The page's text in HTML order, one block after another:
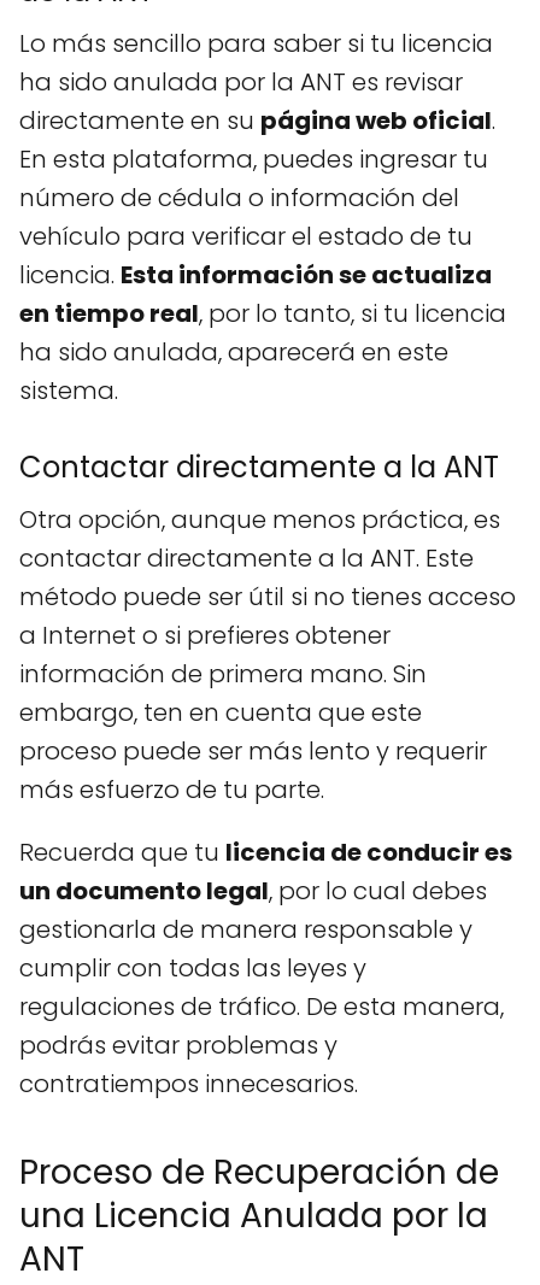
Lo más sencillo para saber si tu licencia
ha sido anulada por la ANT es revisar
directamente en su página web oficial.
En esta plataforma, puedes ingresar tu
número de cédula o información del
vehículo para verificar el estado de tu
licencia. Esta información se actualiza
en tiempo real, por lo tanto, si tu licencia
ha sido anulada, aparecerá en este
sistema.
Contactar directamente a la ANT
Otra opción, aunque menos práctica, es
contactar directamente a la ANT. Este
método puede ser útil si no tienes acceso
a Internet o si prefieres obtener
información de primera mano. Sin
embargo, ten en cuenta que este
proceso puede ser más lento y requerir
más esfuerzo de tu parte.
Recuerda que tu licencia de conducir es
un documento legal, por lo cual debes
gestionarla de manera responsable y
cumplir con todas las leyes y
regulaciones de tráfico. De esta manera,
podrás evitar problemas y
contratiempos innecesarios.
Proceso de Recuperación de
una Licencia Anulada por la
ANT